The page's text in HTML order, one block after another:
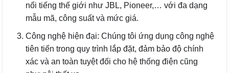
nổi tiếng thế giới như JBL, Pioneer,… với đa dạng
mẫu mã, công suất và mức giá.
Công nghệ hiện đại: Chúng tôi ứng dụng công nghệ
tiên tiến trong quy trình lắp đặt, đảm bảo độ chính
xác và an toàn tuyệt đối cho hệ thống điện cũng